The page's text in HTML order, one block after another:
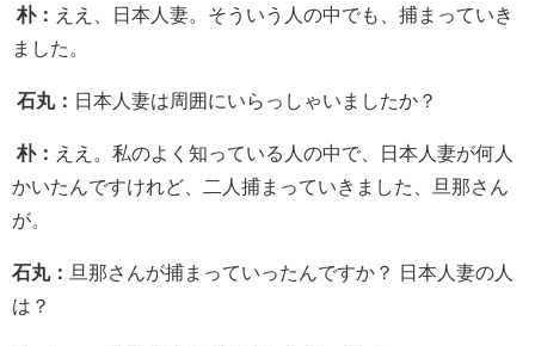
朴： ええ、日本人妻。そういう人の中でも、捕まっていき
ました。
石丸： 日本人妻は周囲にいらっしゃいましたか？
朴： ええ。私のよく知っている人の中で、日本人妻が何人
かいたんですけれど、二人捕まっていきました、旦那さん
が。
石丸： 旦那さんが捕まっていったんですか？ 日本人妻の人
は？